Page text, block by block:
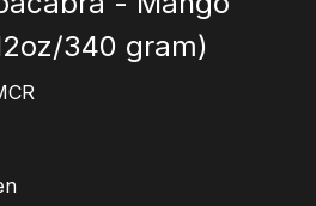
340 gram)